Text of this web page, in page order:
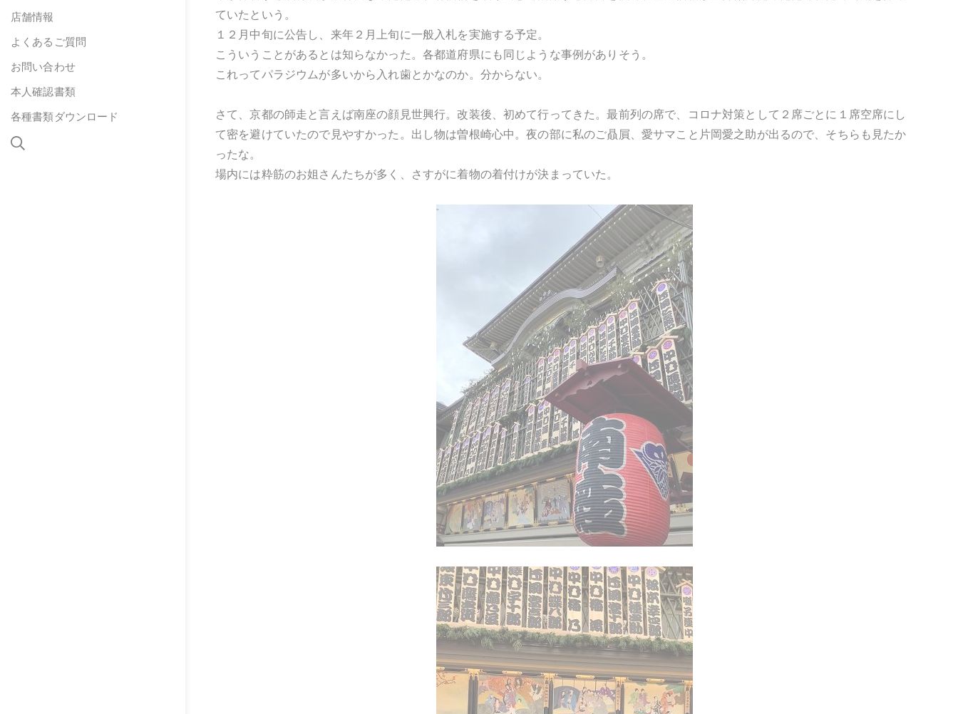
店舗情報
よくあるご質問
お問い合わせ
本人確認書類
各種書類ダウンロード
ていたという。
１２月中旬に公告し、来年２月上旬に一般入札を実施する予定。
こういうことがあるとは知らなかった。各都道府県にも同じような事例がありそう。
これってパラジウムが多いから入れ歯とかなのか。分からない。
さて、京都の師走と言えば南座の顔見世興行。改装後、初めて行ってきた。最前列の席で、コロナ対策として２席ごとに１席空席にし
て密を避けていたので見やすかった。出し物は曽根崎心中。夜の部に私のご贔屓、愛サマこと片岡愛之助が出るので、そちらも見たか
ったな。
場内には粋筋のお姐さんたちが多く、さすがに着物の着付けが決まっていた。